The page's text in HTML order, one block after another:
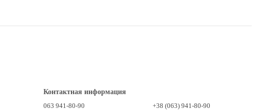
Контактная информация
063 941-80-90
+38 (063) 941-80-90